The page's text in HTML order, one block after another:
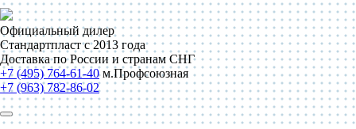
Официальный дилер
Стандартпласт с 2013 года
Доставка по России и странам СНГ
+7 (495) 764-61-40 м.Профсоюзная
+7 (963) 782-86-02